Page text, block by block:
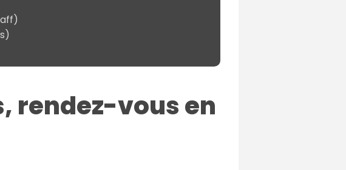
rendez-vous en